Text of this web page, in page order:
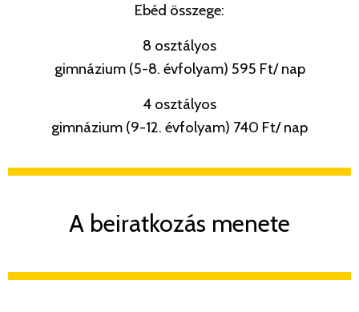
Ebéd összege:
8 osztályos
gimnázium (5-8. évfolyam) 595 Ft/ nap
4 osztályos
gimnázium (9-12. évfolyam) 740 Ft/ nap
A beiratkozás menete